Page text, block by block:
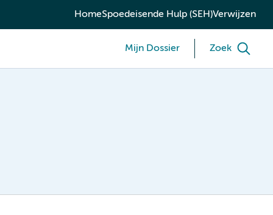
HomeSpoedeisende Hulp (SEH)Verwijzen
Mijn Dossier Zoek